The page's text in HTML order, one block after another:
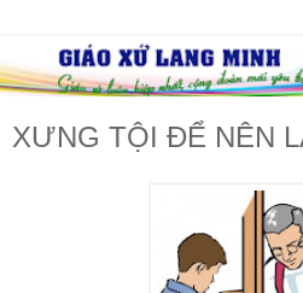
XƯNG TỘI ĐỂ NÊN